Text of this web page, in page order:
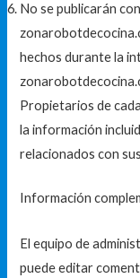
No se publicarán
hechos durante la
Propietarios de
la información
relacionados con
Información
El equipo de
puede editar